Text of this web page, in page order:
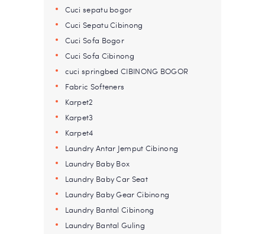
Cuci sepatu bogor
Cuci Sepatu Cibinong
Cuci Sofa Bogor
Cuci Sofa Cibinong
cuci springbed CIBINONG BOGOR
Fabric Softeners
Karpet2
Karpet3
Karpet4
Laundry Antar Jemput Cibinong
Laundry Baby Box
Laundry Baby Car Seat
Laundry Baby Gear Cibinong
Laundry Bantal Cibinong
Laundry Bantal Guling